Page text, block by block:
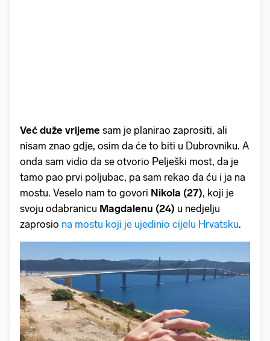
Već duže vrijeme sam je planirao zaprositi, ali
nisam znao gdje, osim da će to biti u Dubrovniku. A
onda sam vidio da se otvorio Pelješki most, da je
tamo pao prvi poljubac, pa sam rekao da ću i ja na
mostu. Veselo nam to govori Nikola (27), koji je
svoju odabranicu Magdalenu (24) u nedjelju
zaprosio na mostu koji je ujedinio cijelu Hrvatsku.